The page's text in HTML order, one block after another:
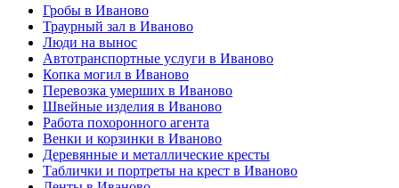
Гробы в Иваново
Траурный зал в Иваново
Люди на вынос
Автотранспортные услуги в Иваново
Копка могил в Иваново
Перевозка умерших в Иваново
Швейные изделия в Иваново
Работа похоронного агента
Венки и корзинки в Иваново
Деревянные и металлические кресты
Таблички и портреты на крест в Иваново